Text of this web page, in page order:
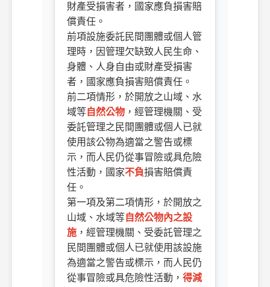
財產受損害者，國家應負損害賠
償責任。
前項設施委託民間團體或個人管
理時，因管理欠缺致人民生命、
身體、人身自由或財產受損害
者，國家應負損害賠償責任。
前二項情形，於開放之山域、水
域等 自然公物 ，經管理機關、受
委託管理之民間團體或個人已就
使用該公物為適當之警告或標
示，而人民仍從事冒險或具危險
性活動，國家不負損害賠償責
任。
第一項及第二項情形，於開放之
山域、水域等 自然公物內之設
施 ，經管理機關、受委託管理之
民間團體或個人已就使用該設施
為適當之警告或標示，而人民仍
從事冒險或具危險性活動， 得減